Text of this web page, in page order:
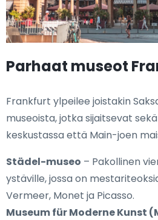
Parhaat museot
Frankfurt ylpeilee joistakin
museoista, jotka sijaitsevat
keskustassa että Main-joen
Städel-museo – Pakollinen
ystäville, jossa on
Vermeer, Monet ja Picasso.
Museum für Moderne Kunst